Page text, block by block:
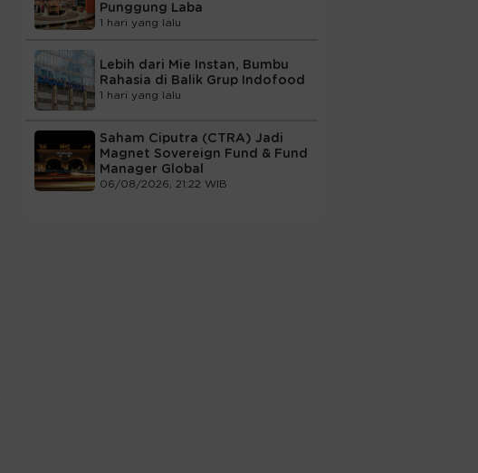
Punggung Laba
1 hari yang lalu
Lebih dari Mie Instan, Bumbu
Rahasia di Balik Grup Indofood
1 hari yang lalu
Saham Ciputra (CTRA) Jadi
Magnet Sovereign Fund & Fund
Manager Global
06/08/2026, 21:22 WIB